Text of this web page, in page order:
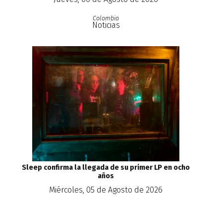
Colombia
Noticias
Sleep confirma la llegada de su primer LP en ocho
años
Miércoles, 05 de Agosto de 2026